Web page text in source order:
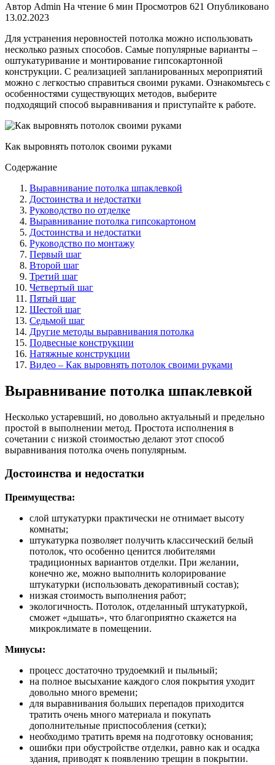
Автор Admin На чтение 6 мин Просмотров 621 Опубликовано
13.02.2023
Для устранения неровностей потолка можно использовать
несколько разных способов. Самые популярные варианты –
оштукатуривание и монтирование гипсокартонной
конструкции. С реализацией запланированных мероприятий
можно с легкостью справиться своими руками. Ознакомьтесь с
особенностями существующих методов, выберите
подходящий способ выравнивания и приступайте к работе.
Как выровнять потолок своими руками
Содержание
Выравнивание потолка шпаклевкой
Достоинства и недостатки
Руководство по отделке
Выравнивание потолка гипсокартоном
Достоинства и недостатки
Руководство по монтажу
Первый шаг
Второй шаг
Третий шаг
Четвертый шаг
Пятый шаг
Шестой шаг
Седьмой шаг
Другие методы выравнивания потолка
Подвесные конструкции
Натяжные конструкции
Видео – Как выровнять потолок своими руками
Выравнивание потолка шпаклевкой
Несколько устаревший, но довольно актуальный и предельно
простой в выполнении метод. Простота исполнения в
сочетании с низкой стоимостью делают этот способ
выравнивания потолка очень популярным.
Достоинства и недостатки
Преимущества:
слой штукатурки практически не отнимает высоту
комнаты;
штукатурка позволяет получить классический белый
потолок, что особенно ценится любителями
традиционных вариантов отделки. При желании,
конечно же, можно выполнить колорирование
штукатурки (использовать декоративный состав);
низкая стоимость выполнения работ;
экологичность. Потолок, отделанный штукатуркой,
сможет «дышать», что благоприятно скажется на
микроклимате в помещении.
Минусы:
процесс достаточно трудоемкий и пыльный;
на полное высыхание каждого слоя покрытия уходит
довольно много времени;
для выравнивания больших перепадов приходится
тратить очень много материала и покупать
дополнительные приспособления (сетки);
необходимо тратить время на подготовку основания;
ошибки при обустройстве отделки, равно как и осадка
здания, приводят к появлению трещин в покрытии.